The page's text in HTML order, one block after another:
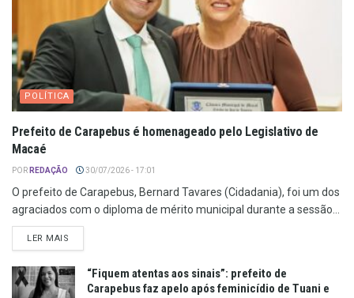
POLÍTICA
Prefeito de Carapebus é homenageado pelo Legislativo de
Macaé
POR REDAÇÃO 30/07/2026 - 17:01
O prefeito de Carapebus, Bernard Tavares (Cidadania), foi um dos
agraciados com o diploma de mérito municipal durante a sessão...
LER MAIS
“Fiquem atentas aos sinais”: prefeito de
Carapebus faz apelo após feminicídio de Tuani e